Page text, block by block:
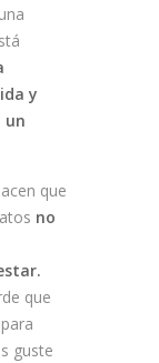
y
un
que
no
que
guste